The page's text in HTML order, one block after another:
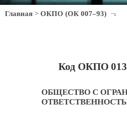
Главная > ОКПО (ОК 007–93)
Код ОКПО
ОБЩЕСТВО С